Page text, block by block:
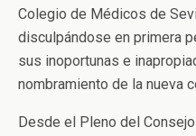
Colegio de Médicos de
disculpándose en primera
sus inoportunas e
nombramiento de la nueva
Desde el Pleno del